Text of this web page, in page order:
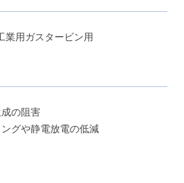
業用ガスタービン用
の阻害
グや静電放電の低減